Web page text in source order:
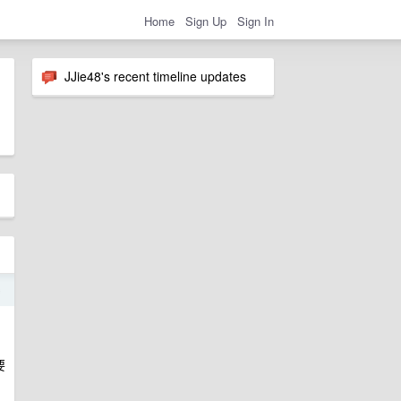
Home Sign Up Sign In
JJie48's recent timeline updates